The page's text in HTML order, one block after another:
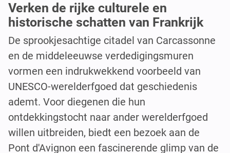
Verken de rijke culturele en
historische schatten van Frankrijk
De sprookjesachtige citadel van Carcassonne
en de middeleeuwse verdedigingsmuren
vormen een indrukwekkend voorbeeld van
UNESCO-werelderfgoed dat geschiedenis
ademt. Voor diegenen die hun
ontdekkingstocht naar ander werelderfgoed
willen uitbreiden, biedt een bezoek aan de
Pont d'Avignon een fascinerende glimp van de